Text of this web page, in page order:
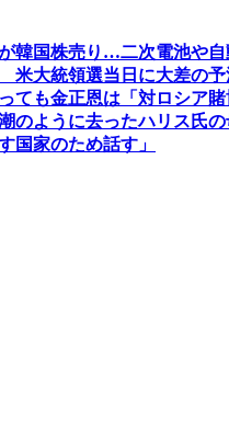
韓国株売り…二次電池や
米大統領選当日に大差の予
ても金正恩は「対ロシア
のように去ったハリス氏
国家のため話す」